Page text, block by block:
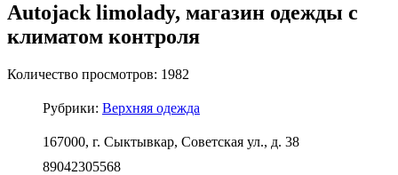
Autojack limolady, магазин одежды с
климатом контроля
Количество просмотров: 1982
Рубрики: Верхняя одежда
167000, г. Сыктывкар, Советская ул., д. 38
89042305568